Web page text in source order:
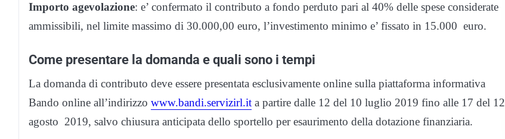
Importo agevolazione: e’ confermato il contributo a fondo perduto pari al 40% delle spese considerate
ammissibili, nel limite massimo di 30.000,00 euro, l’investimento minimo e’ fissato in 15.000 euro.
Come presentare la domanda e quali sono i tempi
La domanda di contributo deve essere presentata esclusivamente online sulla piattaforma informativa
Bando online all’indirizzo www.bandi.servizirl.it a partire dalle 12 del 10 luglio 2019 fino alle 17 del 12
agosto 2019, salvo chiusura anticipata dello sportello per esaurimento della dotazione finanziaria.